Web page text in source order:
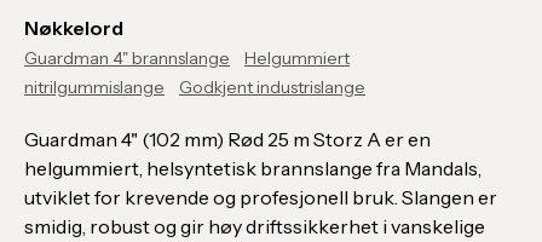
Nøkkelord
Guardman 4" brannslange
Helgummiert
nitrilgummislange
Godkjent industrislange
Guardman 4" (102 mm) Rød 25 m Storz A er en
helgummiert, helsyntetisk brannslange fra Mandals,
utviklet for krevende og profesjonell bruk. Slangen er
smidig, robust og gir høy driftssikkerhet i vanskelige